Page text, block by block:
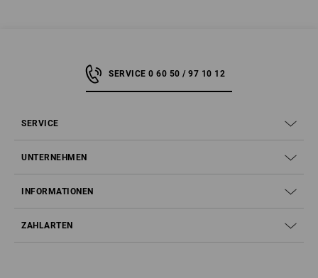
SERVICE 0 60 50 / 97 10 12
SERVICE
UNTERNEHMEN
INFORMATIONEN
ZAHLARTEN